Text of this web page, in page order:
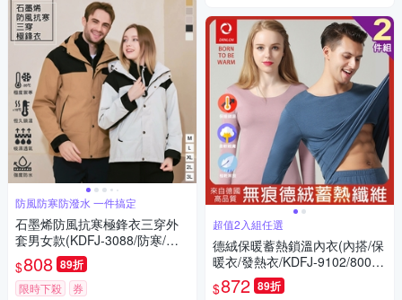
防風防寒防潑水 一件搞定
石墨烯防風抗寒極鋒衣三穿外
套男女款(KDFJ-3088/防寒/防
風/防潑水/多件套)【KD】
$808 89折
限時下殺 券
超值2入組任選
德絨保暖蓄熱鎖溫內衣(內搭/保
暖衣/發熱衣/KDFJ-9102/8002)
【KD】-超值2入組
$872 89折